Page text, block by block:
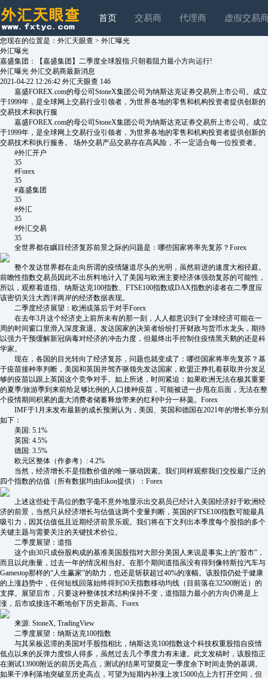
首页 交易商 代理商 虚假交易
您现在的位置是： 外汇天眼查 > 外汇曝光
外汇曝光
嘉盛集团：【嘉盛集团】二季度全球股指:只朝着阻力最小方向运行!
外汇曝光 外汇交易商最新消息
2021-04-22 12:26:42 外汇天眼查 146
嘉盛FOREX.com的母公司StoneX集团公司为纳斯达克证券交易所上市公司。成立
于1999年，是全球网上交易行业引领者，为世界各地的零售和机构投资者提供创新的
交易技术和执行服
嘉盛FOREX.com的母公司StoneX集团公司为纳斯达克证券交易所上市公司。成立
于1999年，是全球网上交易行业引领者，为世界各地的零售和机构投资者提供创新的
交易技术和执行服务。 场外交易产品交易存在高风险，不一定适合每一位投资者。
#外汇开户
35
#Forex
35
#嘉盛集团
35
#外汇
35
#外汇交易
35
全世界都在瞩目经济复苏前景之际的问题是：哪些国家将率先复苏？Forex
整个发达世界都在走向所谓的疫情隧道尽头的光明，虽然前进的速度大相径庭。
前瞻性指数交易员因此不出所料地计入了美国与欧洲主要经济体强劲复苏的可能性，
所以，观察着道指、纳斯达克100指数、FTSE100指数或DAX指数的读者在二季度应
该密切关注大西洋两岸的经济数据表现。
二季度经济展望：欧洲或落后于对手Forex
在去年3月这个经济史上前所未有的那一刻，人人都意识到了全球经济可能在一
周的时间窗口里滑入深度衰退。发达国家的决策者纷纷打开财政与货币水龙头，期待
以强力干预缓解新冠病毒对经济的冲击力度，但最终出手控制住疫情黑天鹅的还是科
学家。
现在，各国的目光转向了经济复苏，问题也就变成了：哪些国家将率先复苏？基
于疫苗接种率判断，美国和英国并驾齐驱领先发达国家，欧盟正挣扎着获取并分发足
够的疫苗以跟上英国这个竞争对手。如上所述，时间紧迫：如果欧洲无法在极其重要
的夏季/旅游季到来前给足够比例的人口接种疫苗，可能被进一步甩在后面，无法在整
个疫情期间积累的庞大消费者储蓄释放带来的红利中分一杯羹。Forex
IMF于1月末发布最新的成长预测认为，美国、英国和德国在2021年的增长率分别
如下：
美国: 5.1%
英国: 4.5%
德国: 3.5%
欧元区整体（作参考）: 4.2%
当然，经济增长不是指数价值的唯一驱动因素。我们同样观察我们交投最广泛的
四个指数的估值（所有数据均由Eikon提供）：Forex
上述这些处于高位的数字毫不意外地显示出交易员已经计入美国经济好于欧洲经
济的前景，当然只从经济增长与估值这两个变量判断，英国的FTSE100指数可能最具
吸引力，因其估值低且近期经济前景乐观。我们将在下文列出本季度每个股指的多个
关键主题与需要关注的关键技术价位。
二季度展望：道指
这个由30只成份股构成的基准美国股指对大部分美国人来说是事实上的“股市”，
而且以此衡量，过去一年的情况相当好。在那个期间道指虽没有得到像特斯拉汽车与
Gamestop那样的“人生赢家”的助力，也还是斩获超过40%的涨幅。该股指仍处于健康
的上涨趋势中，任何短线回落始终得到50天指数移动均线（目前落在32500附近）的
支撑。展望后市，只要这种整体技术结构保持不变，道指阻力最小的方向仍将是上
涨，后市或接连不断地创下历史新高。Forex
来源: StoneX, TradingView
二季度展望：纳斯达克100指数
与其呆板迟滞的美国对手股指相比，纳斯达克100指数这个科技权重股指自疫情
低点以来的反弹力度惊人得多，虽然过去几个季度力有未逮。此文发稿时，该股指正
在测试13900附近的前历史高点，测试的结果可望奠定一季度余下时间走势的基调。
如果干净利落地突破至历史高点，可望为短期内补涨上攻15000点上方打开空间，但